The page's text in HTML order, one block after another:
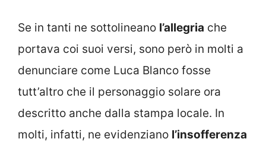
Se in tanti ne sottolineano l’allegria che
portava coi suoi versi, sono però in molti a
denunciare come Luca Blanco fosse
tutt’altro che il personaggio solare ora
descritto anche dalla stampa locale. In
molti, infatti, ne evidenziano l’insofferenza